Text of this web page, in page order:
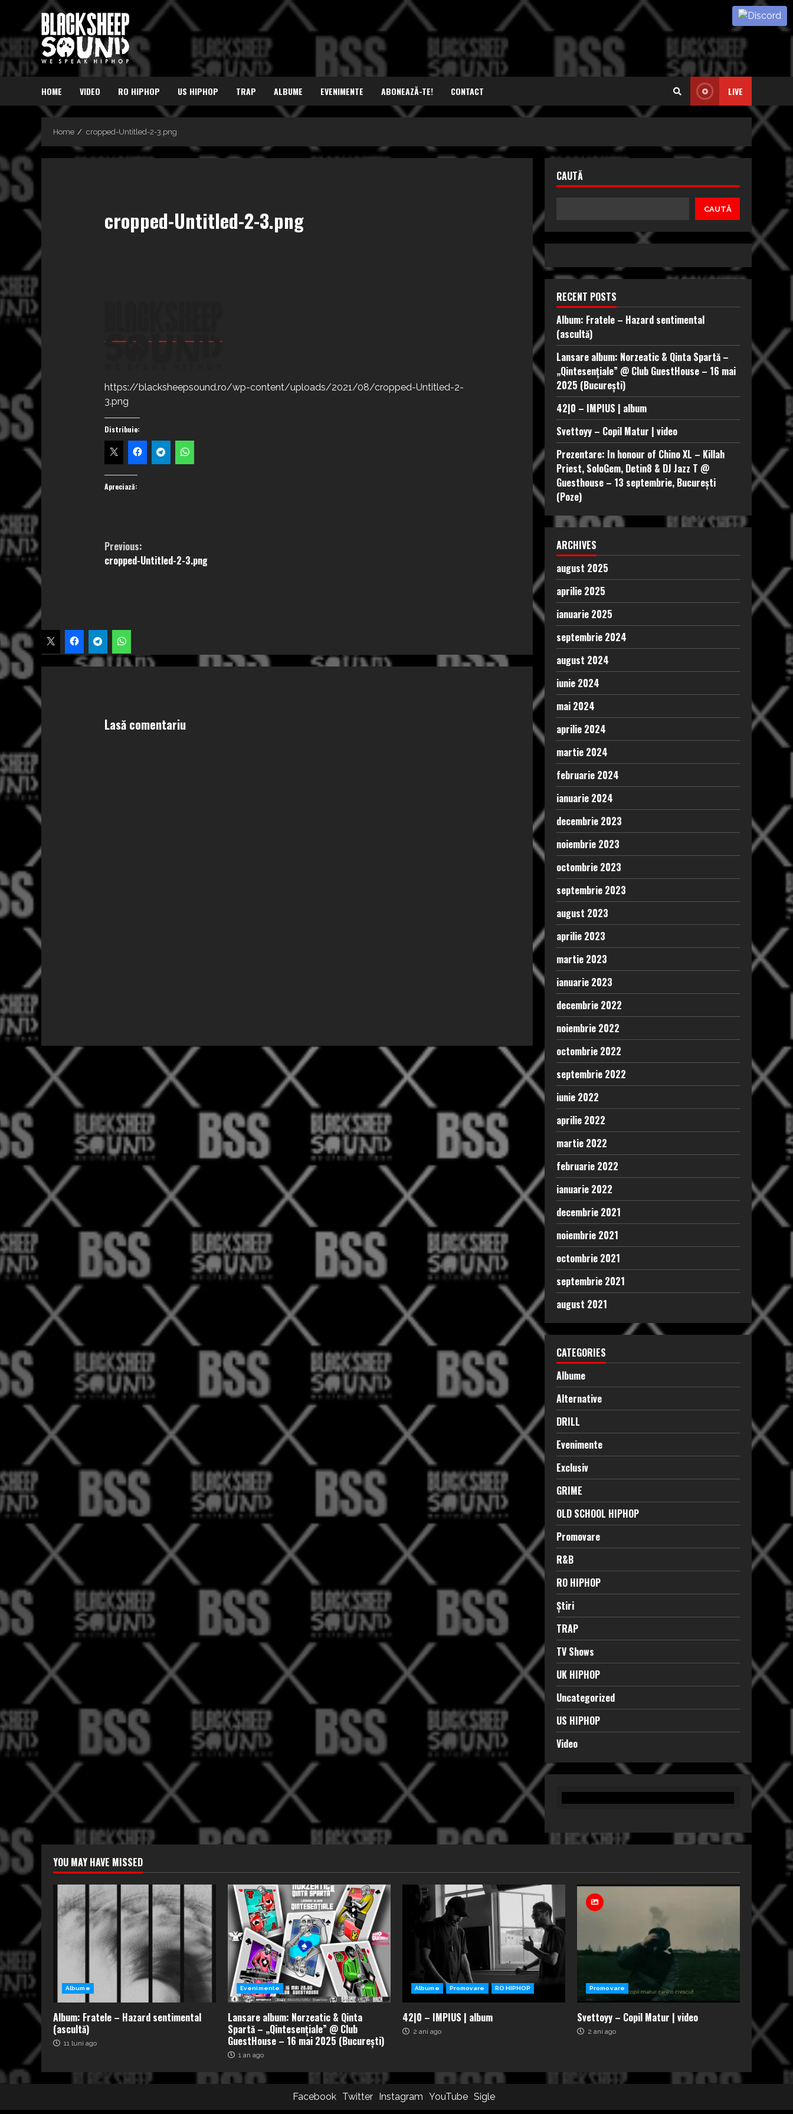
content
HOME VIDEO RO HIPHOP US HIPHOP TRAP ALBUME EVENIMENTE ABONEAZĂ-TE! CONTACT LIVE
Home cropped-Untitled-2-3.png
cropped-Untitled-2-3.png
https://blacksheepsound.ro/wp-content/uploads/2021/08/cropped-Untitled-2-
3.png
Distribuie:
Apreciază:
Continue
Reading
Previous:
cropped-Untitled-2-3.png
Lasă comentariu
CAUTĂ
CAUTĂ
RECENT POSTS
Album: Fratele – Hazard sentimental
(ascultă)
Lansare album: Norzeatic & Qinta Spartă –
„Qintesențiale” @ Club GuestHouse – 16 mai
2025 (București)
42|0 – IMPIUS | album
Svettoyy – Copil Matur | video
Prezentare: In honour of Chino XL – Killah
Priest, SoloGem, Detin8 & DJ Jazz T @
Guesthouse – 13 septembrie, București
(Poze)
ARCHIVES
august 2025
aprilie 2025
ianuarie 2025
septembrie 2024
august 2024
iunie 2024
mai 2024
aprilie 2024
martie 2024
februarie 2024
ianuarie 2024
decembrie 2023
noiembrie 2023
octombrie 2023
septembrie 2023
august 2023
aprilie 2023
martie 2023
ianuarie 2023
decembrie 2022
noiembrie 2022
octombrie 2022
septembrie 2022
iunie 2022
aprilie 2022
martie 2022
februarie 2022
ianuarie 2022
decembrie 2021
noiembrie 2021
octombrie 2021
septembrie 2021
august 2021
CATEGORIES
Albume
Alternative
DRILL
Evenimente
Exclusiv
GRIME
OLD SCHOOL HIPHOP
Promovare
R&B
RO HIPHOP
Știri
TRAP
TV Shows
UK HIPHOP
Uncategorized
US HIPHOP
Video
YOU MAY HAVE MISSED
Albume
Album: Fratele – Hazard sentimental
(ascultă)
11 luni ago
Evenimente
Lansare album: Norzeatic & Qinta
Spartă – „Qintesențiale” @ Club
GuestHouse – 16 mai 2025 (București)
1 an ago
Albume Promovare RO HIPHOP
42|0 – IMPIUS | album
2 ani ago
Promovare
Svettoyy – Copil Matur | video
2 ani ago
Facebook Twitter Instagram YouTube Sigle